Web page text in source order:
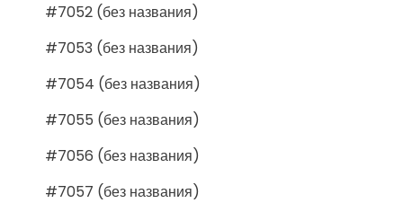
#7052 (без названия)
#7053 (без названия)
#7054 (без названия)
#7055 (без названия)
#7056 (без названия)
#7057 (без названия)